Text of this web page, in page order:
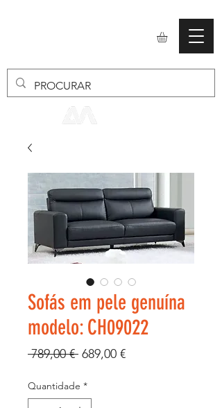
Sofás em pele genuína
modelo: CH09022
789,00 € Preço
689,00 €Preço
Quantidade *